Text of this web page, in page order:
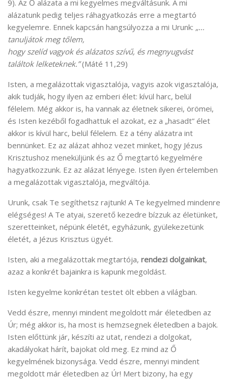
9). Az Ő alázata a mi kegyelmes megváltásunk. A mi
alázatunk pedig teljes ráhagyatkozás erre a megtartó
kegyelemre. Ennek kapcsán hangsúlyozza a mi Urunk: „…
tanuljátok meg tőlem,
hogy szelíd vagyok és alázatos szívű, és megnyugvást
találtok lelketeknek.”(Máté 11,29)
Isten, a megalázottak vigasztalója, vagyis azok vigasztalója,
akik tudják, hogy ilyen az emberi élet: kívül harc, belül
félelem. Még akkor is, ha vannak az életnek sikerei, örömei,
és Isten kezéből fogadhattuk el azokat, ez a „hasadt” élet
akkor is kívül harc, belül félelem. Ez a tény alázatra int
bennünket. Ez az alázat ahhoz vezet minket, hogy Jézus
Krisztushoz meneküljünk és az Ő megtartó kegyelmére
hagyatkozzunk. Ez az alázat lényege. Isten ilyen értelemben
a megalázottak vigasztalója, megváltója.
Urunk, csak Te segíthetsz rajtunk! A Te kegyelmed mindenre
elégséges! A Te atyai, szerető kezedre bízzuk az életünket,
szeretteinket, népünk életét, egyházunk, gyülekezetünk
életét, a Jézus Krisztus ügyét.
Isten, aki a megalázottak megtartója, rendezi dolgainkat,
azaz a konkrét bajainkra is kapunk megoldást.
Isten kegyelme konkrétan testet ölt ebben a világban.
Vedd észre, mennyi mindent megoldott már életedben az
Úr; még akkor is, ha most is hemzsegnek életedben a bajok.
Isten előttünk jár, készíti az utat, rendezi a dolgokat,
akadályokat hárít, bajokat old meg. Ez mind az Ő
kegyelmének bizonysága. Vedd észre, mennyi mindent
megoldott már életedben az Úr! Mert bizony, ha egy